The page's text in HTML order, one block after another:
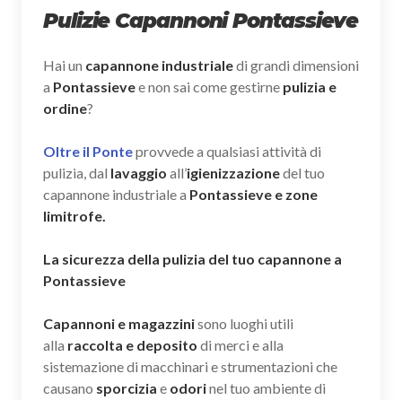
Pulizie Capannoni Pontassieve
Hai un capannone industrialedi grandi dimensioni
a Pontassievee non sai come gestirne pulizia e
ordine?
Oltre il Ponteprovvede a qualsiasi attività di
pulizia, dal lavaggio all’igienizzazionedel tuo
capannone industriale a Pontassieve e zone
limitrofe.
La sicurezza della pulizia del tuo capannone a
Pontassieve
Capannoni e magazzinisono luoghi utili
alla raccolta e deposito di merci e alla
sistemazione di macchinari e strumentazioni che
causano sporcizia e odorinel tuo ambiente di